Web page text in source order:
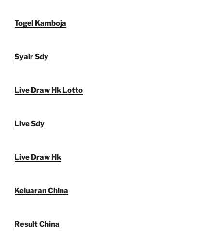
Togel Kamboja
Syair Sdy
Live Draw Hk Lotto
Live Sdy
Live Draw Hk
Keluaran China
Result China